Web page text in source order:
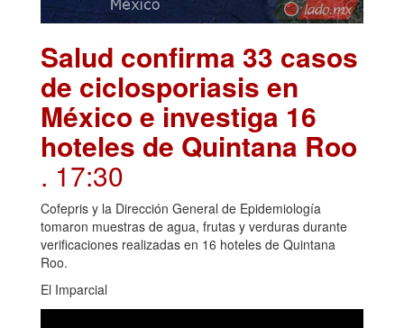
Salud confirma 33 casos
de ciclosporiasis en
México e investiga 16
hoteles de Quintana Roo
. 17:30
Cofepris y la Dirección General de Epidemiología
tomaron muestras de agua, frutas y verduras durante
verificaciones realizadas en 16 hoteles de Quintana
Roo.
El Imparcial